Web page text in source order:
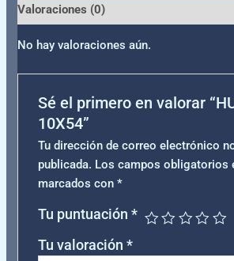
Valoraciones (0)
No hay valoraciones aún.
Sé el primero en valorar
10X54”
Tu dirección de correo electrónico
publicada. Los campos obligatorios
marcados con *
Tu puntuación *
Tu valoración *